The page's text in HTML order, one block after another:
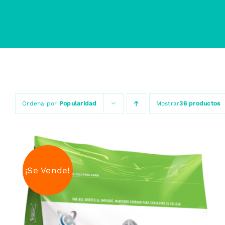
Ordena por Popularidad Mostrar36 productos
¡Se Vende!